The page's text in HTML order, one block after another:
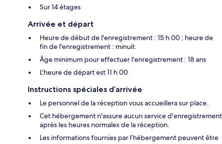
Sur 14 étages
Arrivée et départ
Heure de début de l'enregistrement : 15 h 00 ; heure de
fin de l'enregistrement : minuit.
Âge minimum pour effectuer l'enregistrement : 18 ans
L'heure de départ est 11 h 00
Instructions spéciales d’arrivée
Le personnel de la réception vous accueillera sur place.
Cet hébergement n'assure aucun service d'enregistrement
après les heures normales de la réception.
Les informations fournies par l’hébergement peuvent être